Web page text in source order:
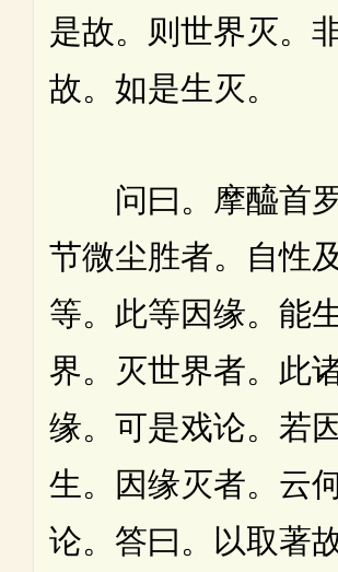
是故。则世界灭。
故。如是生灭。
问曰。摩醯首
节微尘胜者。自性
等。此等因缘。能
界。灭世界者。此
缘。可是戏论。若
生。因缘灭者。云
论。答曰。以取著